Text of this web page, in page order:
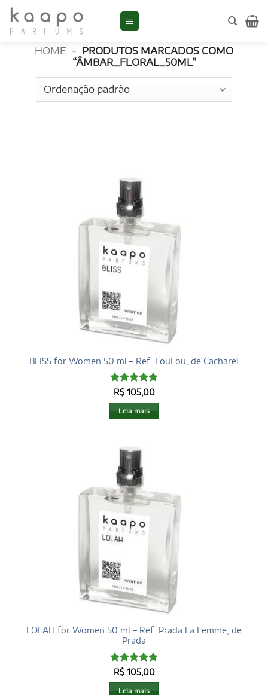
Skip
content
âmbar_floral_50ml
HOME - PRODUTOS MARCADOS COMO
“ÂMBAR_FLORAL_50ML”
BLISS for Women 50 ml – Ref. LouLou, de Cacharel
Avaliação5
de 5
R$105,00
Leia mais
LOLAH for Women 50 ml – Ref. Prada La Femme, de
Prada
Avaliação5
de 5
R$105,00
Leia mais